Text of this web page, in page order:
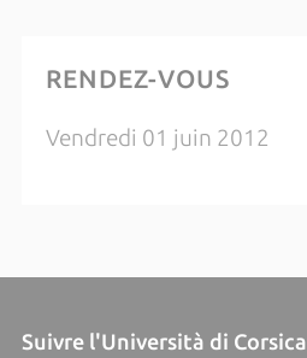
RENDEZ-VOUS
Vendredi 01 juin 2012
Suivre l'Università di Corsica